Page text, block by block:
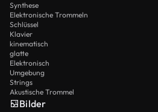
Synthese
Elektronische Trommeln
Schlüssel
Klavier
kinematisch
glatte
Elektronisch
Umgebung
Strings
Akustische Trommel
Bilder